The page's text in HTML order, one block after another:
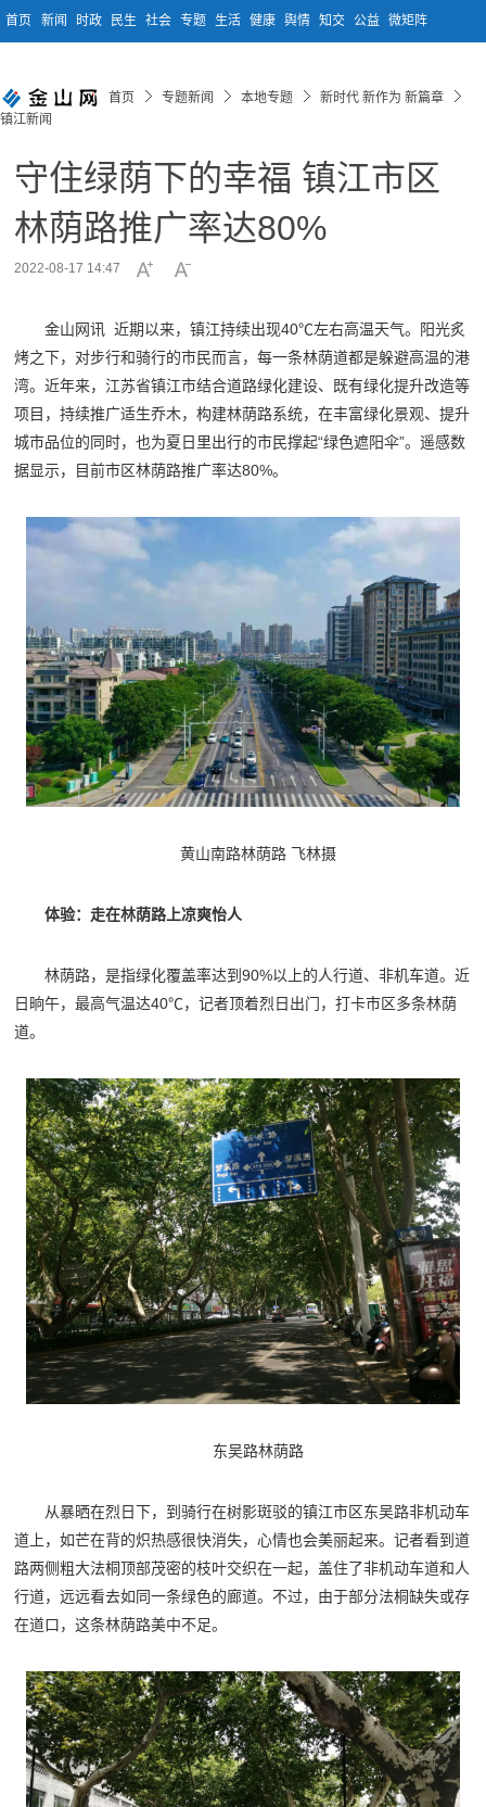
首页 新闻 时政 民生 社会 专题 生活 健康 舆情 知交 公益 微矩阵
首页 专题新闻 本地专题
新时代 新作为 新篇章
镇江新闻
守住绿荫下的幸福 镇江市区
林荫路推广率达80%
2022-08-17 14:47
金山网讯 近期以来，镇江持续出现40℃左右高温天气。阳光炙
烤之下，对步行和骑行的市民而言，每一条林荫道都是躲避高温的港
湾。近年来，江苏省镇江市结合道路绿化建设、既有绿化提升改造等
项目，持续推广适生乔木，构建林荫路系统，在丰富绿化景观、提升
城市品位的同时，也为夏日里出行的市民撑起“绿色遮阳伞”。遥感数
据显示，目前市区林荫路推广率达80%。
黄山南路林荫路 飞林摄
体验：走在林荫路上凉爽怡人
林荫路，是指绿化覆盖率达到90%以上的人行道、非机车道。近
日晌午，最高气温达40℃，记者顶着烈日出门，打卡市区多条林荫
道。
东吴路林荫路
从暴晒在烈日下，到骑行在树影斑驳的镇江市区东吴路非机动车
道上，如芒在背的炽热感很快消失，心情也会美丽起来。记者看到道
路两侧粗大法桐顶部茂密的枝叶交织在一起，盖住了非机动车道和人
行道，远远看去如同一条绿色的廊道。不过，由于部分法桐缺失或存
在道口，这条林荫路美中不足。